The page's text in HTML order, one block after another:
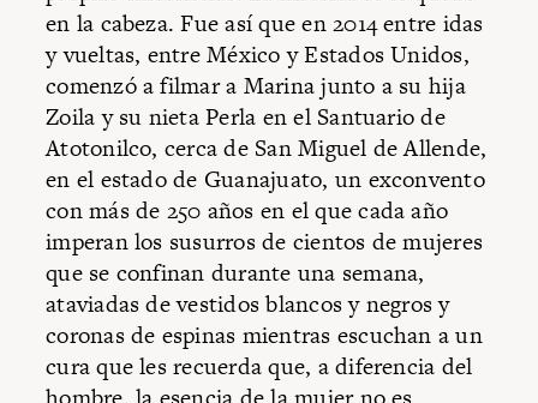
en la cabeza. Fue así que en 2014 entre idas
y vueltas, entre México y Estados Unidos,
comenzó a filmar a Marina junto a su hija
Zoila y su nieta Perla en el Santuario de
Atotonilco, cerca de San Miguel de Allende,
en el estado de Guanajuato, un exconvento
con más de 250 años en el que cada año
imperan los susurros de cientos de mujeres
que se confinan durante una semana,
ataviadas de vestidos blancos y negros y
coronas de espinas mientras escuchan a un
cura que les recuerda que, a diferencia del